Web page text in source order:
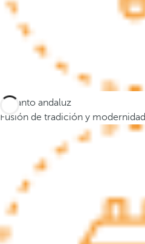
r
y
e
m
u
Encanto andaluz
Fusión de tradición y modernidad